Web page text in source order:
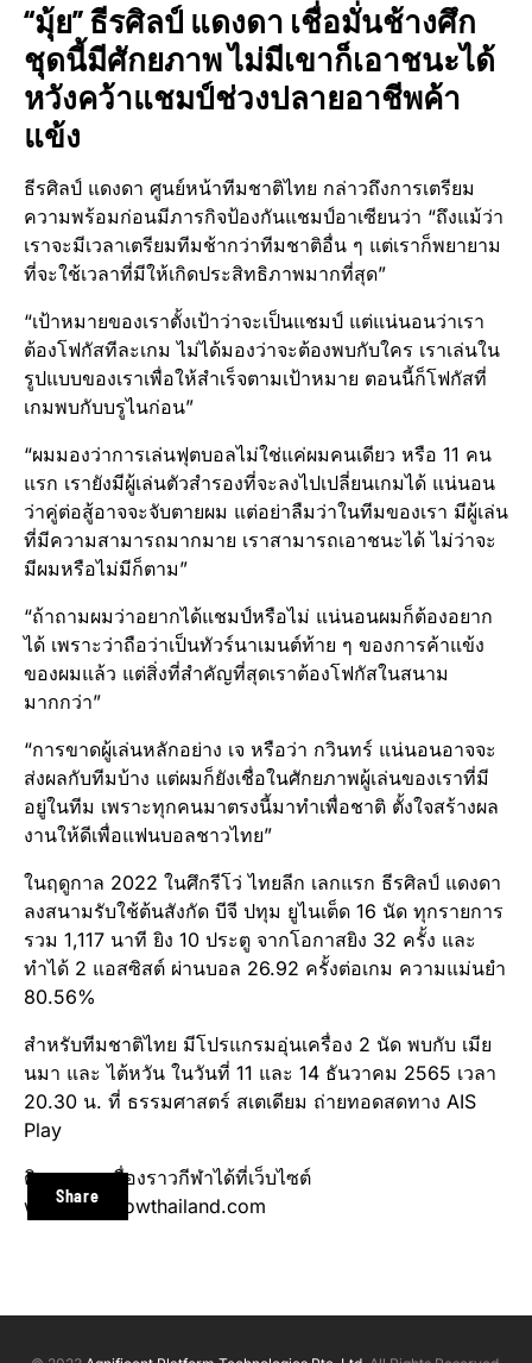
Share
“มุ้ย” ธีรศิลป์ แดงดา เชื่อมั่นช้างศึก
ชุดนี้มีศักยภาพ ไม่มีเขาก็เอาชนะได้
หวังคว้าแชมป์ช่วงปลายอาชีพค้า
แข้ง
ธีรศิลป์ แดงดา ศูนย์หน้าทีมชาติไทย กล่าวถึงการเตรียม
ความพร้อมก่อนมีภารกิจป้องกันแชมป์อาเซียนว่า “ถึงแม้ว่า
เราจะมีเวลาเตรียมทีมช้ากว่าทีมชาติอื่น ๆ แต่เราก็พยายาม
ที่จะใช้เวลาที่มีให้เกิดประสิทธิภาพมากที่สุด”
“เป้าหมายของเราตั้งเป้าว่าจะเป็นแชมป์ แต่แน่นอนว่าเรา
ต้องโฟกัสทีละเกม ไม่ได้มองว่าจะต้องพบกับใคร เราเล่นใน
รูปแบบของเราเพื่อให้สำเร็จตามเป้าหมาย ตอนนี้ก็โฟกัสที่
เกมพบกับบรูไนก่อน”
“ผมมองว่าการเล่นฟุตบอลไม่ใช่แค่ผมคนเดียว หรือ 11 คน
แรก เรายังมีผู้เล่นตัวสำรองที่จะลงไปเปลี่ยนเกมได้ แน่นอน
ว่าคู่ต่อสู้อาจจะจับตายผม แต่อย่าลืมว่าในทีมของเรา มีผู้เล่น
ที่มีความสามารถมากมาย เราสามารถเอาชนะได้ ไม่ว่าจะ
มีผมหรือไม่มีก็ตาม”
“ถ้าถามผมว่าอยากได้แชมป์หรือไม่ แน่นอนผมก็ต้องอยาก
ได้ เพราะว่าถือว่าเป็นทัวร์นาเมนต์ท้าย ๆ ของการค้าแข้ง
ของผมแล้ว แต่สิ่งที่สำคัญที่สุดเราต้องโฟกัสในสนาม
มากกว่า”
“การขาดผู้เล่นหลักอย่าง เจ หรือว่า กวินทร์ แน่นอนอาจจะ
ส่งผลกับทีมบ้าง แต่ผมก็ยังเชื่อในศักยภาพผู้เล่นของเราที่มี
อยู่ในทีม เพราะทุกคนมาตรงนี้มาทำเพื่อชาติ ตั้งใจสร้างผล
งานให้ดีเพื่อแฟนบอลชาวไทย”
ในฤดูกาล 2022 ในศึกรีโว่ ไทยลีก เลกแรก ธีรศิลป์ แดงดา
ลงสนามรับใช้ต้นสังกัด บีจี ปทุม ยูไนเต็ด 16 นัด ทุกรายการ
รวม 1,117 นาที ยิง 10 ประตู จากโอกาสยิง 32 ครั้ง และ
ทำได้ 2 แอสซิสต์ ผ่านบอล 26.92 ครั้งต่อเกม ความแม่นยำ
80.56%
สำหรับทีมชาติไทย มีโปรแกรมอุ่นเครื่อง 2 นัด พบกับ เมีย
นมา และ ไต้หวัน ในวันที่ 11 และ 14 ธันวาคม 2565 เวลา
20.30 น. ที่ ธรรมศาสตร์ สเตเดียม ถ่ายทอดสดทาง AIS
Play
ติดตามทุกเรื่องราวกีฬาได้ที่เว็บไซต์
www.Playnowthailand.com